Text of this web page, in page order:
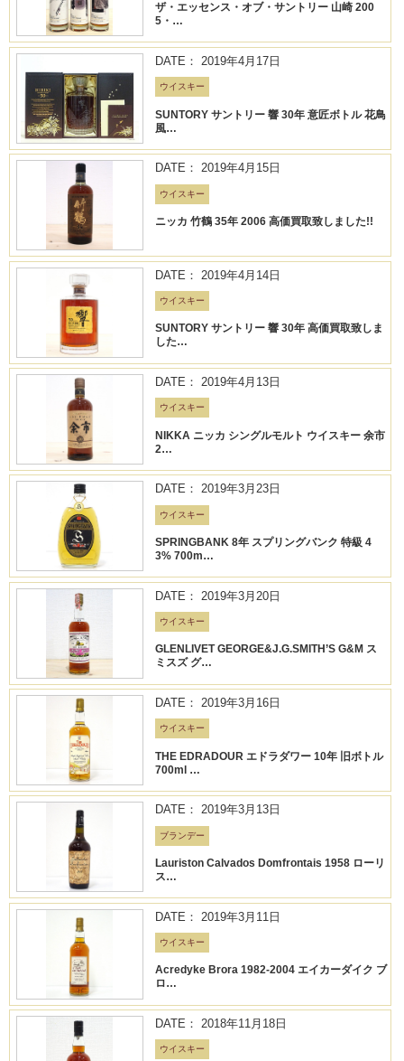
ザ・エッセンス・オブ・サントリー 山崎 200
5・…
DATE： 2019年4月17日
ウイスキー
SUNTORY サントリー 響 30年 意匠ボトル 花鳥
風…
DATE： 2019年4月15日
ウイスキー
ニッカ 竹鶴 35年 2006 高価買取致しました!!
DATE： 2019年4月14日
ウイスキー
SUNTORY サントリー 響 30年 高価買取致しま
した…
DATE： 2019年4月13日
ウイスキー
NIKKA ニッカ シングルモルト ウイスキー 余市
2…
DATE： 2019年3月23日
ウイスキー
SPRINGBANK 8年 スプリングバンク 特級 4
3% 700m…
DATE： 2019年3月20日
ウイスキー
GLENLIVET GEORGE&J.G.SMITH’S G&M ス
ミスズ グ…
DATE： 2019年3月16日
ウイスキー
THE EDRADOUR エドラダワー 10年 旧ボトル
700ml …
DATE： 2019年3月13日
ブランデー
Lauriston Calvados Domfrontais 1958 ローリ
ス…
DATE： 2019年3月11日
ウイスキー
Acredyke Brora 1982-2004 エイカーダイク ブ
ロ…
DATE： 2018年11月18日
ウイスキー